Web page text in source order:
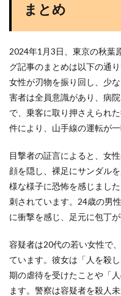
まとめ
2024年1月3日、東京の秋葉
グ記事のまとめは以下の通
女性が刃物を振り回し、少
害者は全員意識があり、病
で、乗客に取り押さえられ
件により、山手線の運転が
目撃者の証言によると、女
顔を隠し、裸足にサンダル
様な様子に恐怖を感じまし
刺されています。24歳の男
に衝撃を感じ、足元に包丁
容疑者は20代の若い女性で
ています。彼女は「人を殺
期の虐待を受けたことや「
ます。警察は容疑者を殺人